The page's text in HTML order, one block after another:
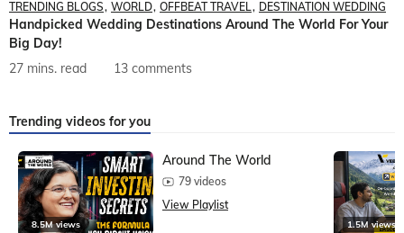
TRENDING BLOGS WORLD OFFBEAT TRAVEL DESTINATION WEDDING
Handpicked Wedding Destinations Around The World For Your
Big Day!
27 mins. read
13 comments
Trending videos for you
8.5M views
Around The World
79 videos
View Playlist
1.5M views